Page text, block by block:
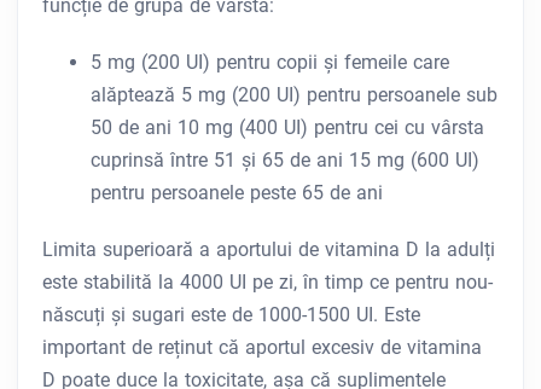
funcție de grupa de vârstă:
5 mg (200 UI) pentru copii și femeile care
alăptează 5 mg (200 UI) pentru persoanele sub
50 de ani 10 mg (400 UI) pentru cei cu vârsta
cuprinsă între 51 și 65 de ani 15 mg (600 UI)
pentru persoanele peste 65 de ani
Limita superioară a aportului de vitamina D la adulți
este stabilită la 4000 UI pe zi, în timp ce pentru nou-
născuți și sugari este de 1000-1500 UI. Este
important de reținut că aportul excesiv de vitamina
D poate duce la toxicitate, așa că suplimentele